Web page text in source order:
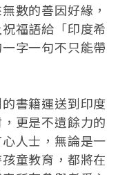
數的善因好緣，
福語給「印度希
字一句不只能帶
書籍運送到印度
更是不遺餘力的
人士，無論是一
童教育，都將在